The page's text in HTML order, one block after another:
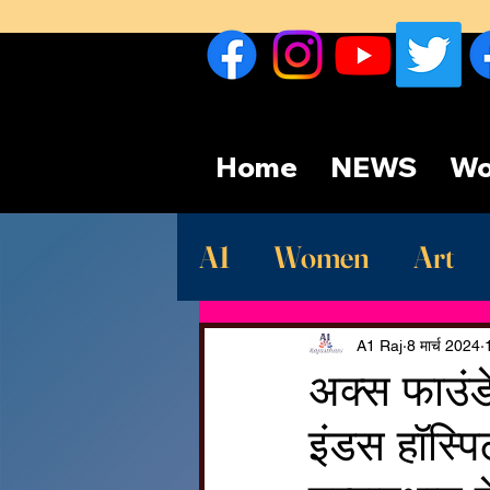
Home NEWS
A1 Women Art
Sport देश
अक्स
इंडस
A1 Raj 8 मार्च 2024